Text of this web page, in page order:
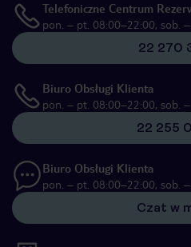
Telefoniczne Centrum
pon. – pt. 08:00–22:00, sob.
22 270
Biuro Obsługi Klienta
pon. – pt. 08:00–22:00, sob.
22 255
Biuro Obsługi Klienta
pon. – pt. 08:00–22:00, sob.
Czat w